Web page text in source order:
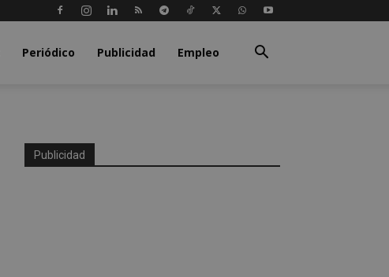
Periódico Publicidad Empleo
Publicidad